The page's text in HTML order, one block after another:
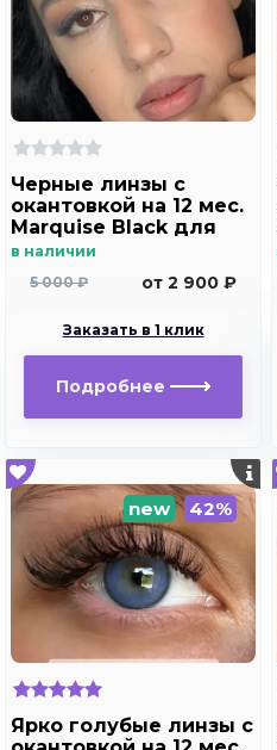
Черные линзы c
окантовкой на 12 мес.
Marquise Black для
темных и светлых
в наличии
5 000 ₽
от 2 900 ₽
Заказать в 1 клик
Подробнее
new 42%
Ярко голубые линзы c